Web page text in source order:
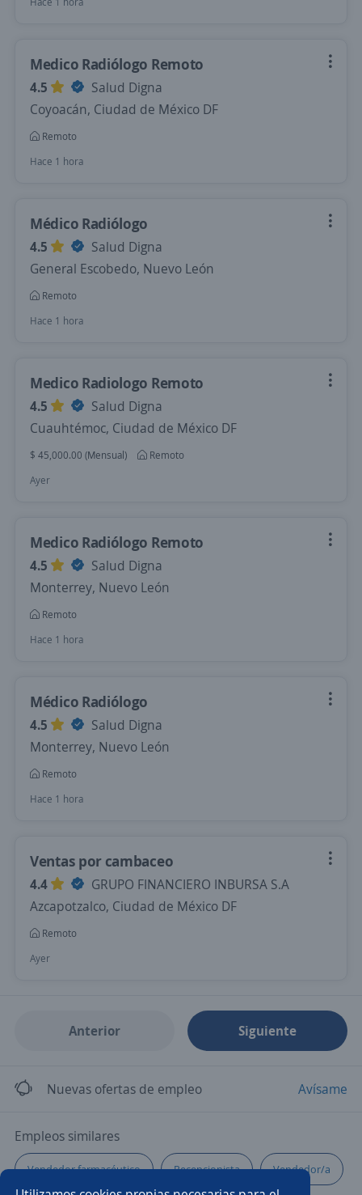
Medico Radiólogo Remoto
4.5
Salud Digna
Coyoacán, Ciudad de México DF
Remoto
Hace 1 hora
Médico Radiólogo
4.5
Salud Digna
General Escobedo, Nuevo León
Remoto
Hace 1 hora
Medico Radiologo Remoto
4.5
Salud Digna
Cuauhtémoc, Ciudad de México DF
$ 45,000.00 (Mensual)
Remoto
Ayer
Medico Radiólogo Remoto
4.5
Salud Digna
Monterrey, Nuevo León
Remoto
Hace 1 hora
Médico Radiólogo
4.5
Salud Digna
Monterrey, Nuevo León
Remoto
Hace 1 hora
Ventas por cambaceo
4.4
GRUPO FINANCIERO INBURSA S.A
Azcapotzalco, Ciudad de México DF
Remoto
Ayer
Anterior Siguiente
Nuevas ofertas de empleo Avísame
Empleos similares
Vendedor farmacéutico Recepcionista Vendedor/a